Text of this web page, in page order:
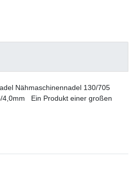
Nähmaschinennadel 130/705
4,0mm Ein Produkt einer großen